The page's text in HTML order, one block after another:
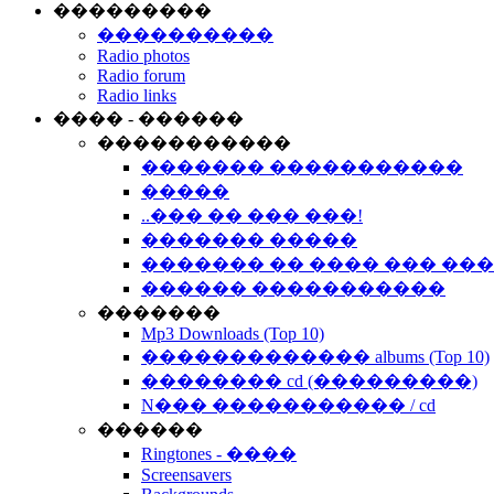
���������
����������
Radio photos
Radio forum
Radio links
���� - ������
�����������
������� �����������
�����
..��� �� ��� ���!
������� �����
������� �� ���� ���
������ �����������
�������
Mp3 Downloads (Top 10)
������������� albums (Top 10)
�������� cd (���������)
N��� ����������� / cd
������
Ringtones - ����
Screensavers